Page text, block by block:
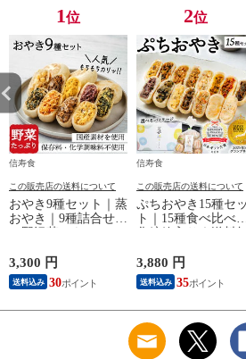
1位
信寿食
この販売店の送料について
おやき9種セット｜蒸
おやき｜9種詰合せ
んこ・なす・切干大
根・にら・かぼち
ゃ）｜エコ包装｜送
3,300 円
送料込み 30
2位
信寿食
この販売店の送料について
ぷちおやき15種セッ
ト｜15種食べ比べ
3,880 円
送料込み 35